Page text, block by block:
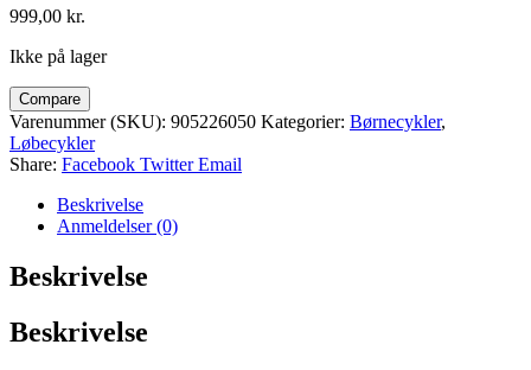
999,00 kr.
Ikke på lager
Compare
Varenummer (SKU): 905226050 Kategorier: Børnecykler,
Løbecykler
Share: Facebook Twitter Email
Beskrivelse
Anmeldelser (0)
Beskrivelse
Beskrivelse